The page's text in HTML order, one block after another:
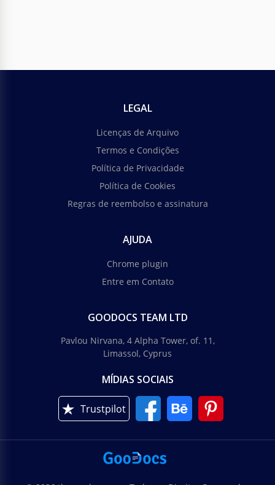
LEGAL
Licenças de Arquivo
Termos e Condições
Política de Privacidade
Política de Cookies
Regras de reembolso e assinatura
AJUDA
Chrome plugin
Entre em Contato
GOODOCS TEAM LTD
Pavlou Nirvana, 4 Alpha Tower, of. 11,
Limassol, Cyprus
MÍDIAS SOCIAIS
Trustpilot